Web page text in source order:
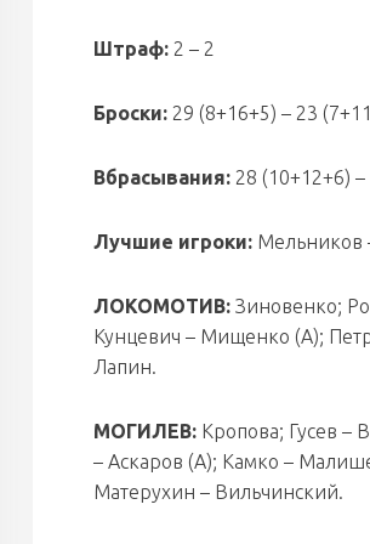
Штраф: 2 – 2
Броски: 29 (8+16+5) – 23
Вбрасывания: 28 (10+12+6)
Лучшие игроки: Мельников
ЛОКОМОТИВ: Зиновенко;
Кунцевич – Мищенко (А);
Лапин.
МОГИЛЕВ: Кропова; Гусев –
– Аскаров (А); Камко –
Матерухин – Вильчинский.